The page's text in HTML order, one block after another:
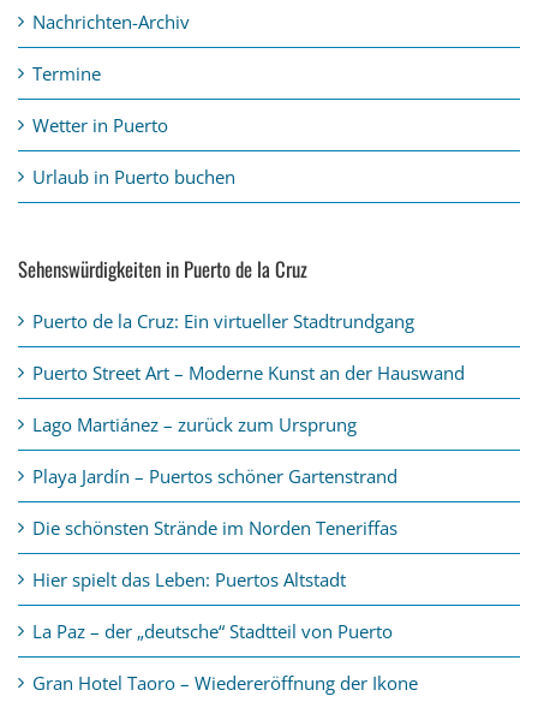
Nachrichten-Archiv
Termine
Wetter in Puerto
Urlaub in Puerto buchen
Sehenswürdigkeiten in Puerto de la Cruz
Puerto de la Cruz: Ein virtueller Stadtrundgang
Puerto Street Art – Moderne Kunst an der Hauswand
Lago Martiánez – zurück zum Ursprung
Playa Jardín – Puertos schöner Gartenstrand
Die schönsten Strände im Norden Teneriffas
Hier spielt das Leben: Puertos Altstadt
La Paz – der „deutsche“ Stadtteil von Puerto
Gran Hotel Taoro – Wiedereröffnung der Ikone